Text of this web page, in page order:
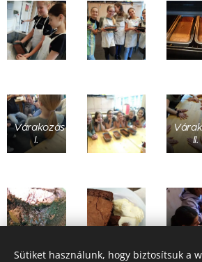
Várakozás
I.
II.
Sütiket használunk, hogy biztosítsuk a